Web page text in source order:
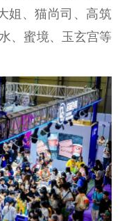
姐、猫尚司、高筑
、蜜境、玉玄宫等